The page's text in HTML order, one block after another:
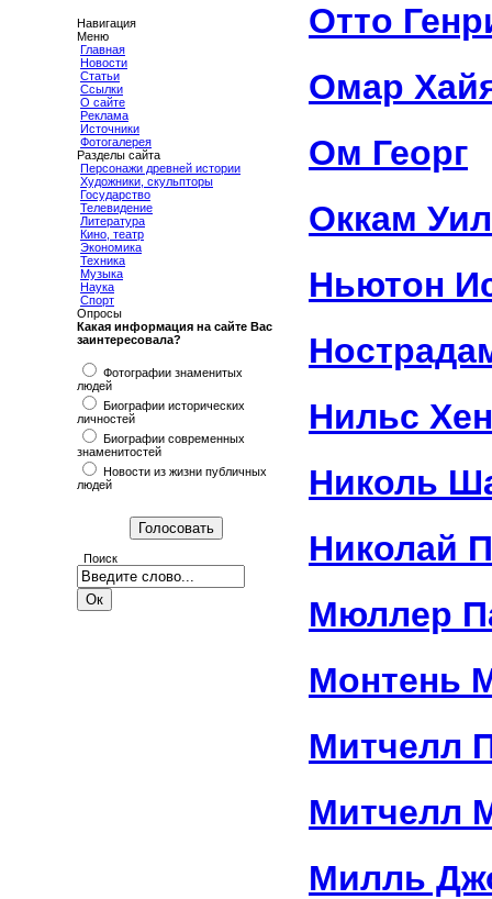
Навигация
Меню
Главная
Новости
Статьи
Ссылки
О сайте
Реклама
Источники
Фотогалерея
Разделы сайта
Персонажи древней истории
Художники, скульпторы
Государство
Телевидение
Литература
Кино, театр
Экономика
Техника
Музыка
Наука
Спорт
Опросы
Какая информация на сайте Вас
заинтересовала?
Фотографии знаменитых
людей
Биографии исторических
личностей
Биографии современных
знаменитостей
Новости из жизни публичных
людей
Поиск
Отто
Омар
Ом Георг
Оккам
Ньютон
Нильс
Николь
Николай
Мюллер
Монтень
Митчелл
Митчелл
Милль